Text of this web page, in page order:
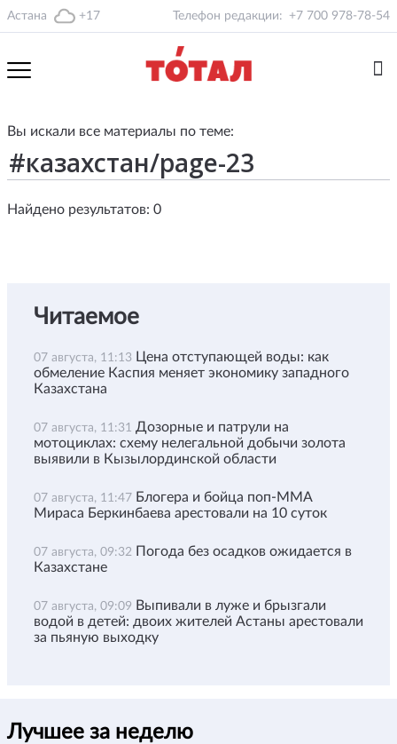
Астана +17 Телефон редакции: +7 700 978-78-54
Вы искали все материалы по теме:
Найдено результатов: 0
Читаемое
07 августа, 11:13 Цена отступающей воды: как
обмеление Каспия меняет экономику западного
Казахстана
07 августа, 11:31 Дозорные и патрули на
мотоциклах: схему нелегальной добычи золота
выявили в Кызылординской области
07 августа, 11:47 Блогера и бойца поп-ММА
Мираса Беркинбаева арестовали на 10 суток
07 августа, 09:32 Погода без осадков ожидается в
Казахстане
07 августа, 09:09 Выпивали в луже и брызгали
водой в детей: двоих жителей Астаны арестовали
за пьяную выходку
Лучшее за неделю